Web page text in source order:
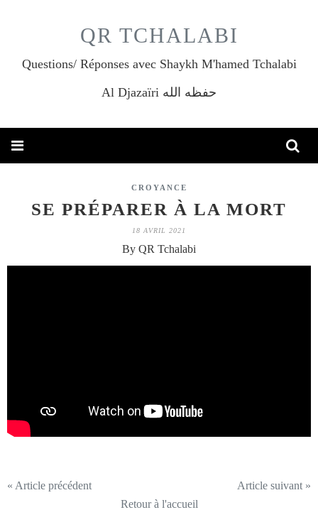
QR TCHALABI
Questions/ Réponses avec Shaykh M'hamed Tchalabi
Al Djazaïri حفظه الله
CROYANCE
SE PRÉPARER À LA MORT
18 AVRIL 2021
By QR Tchalabi
« Article précédent
Article suivant »
Retour à l'accueil